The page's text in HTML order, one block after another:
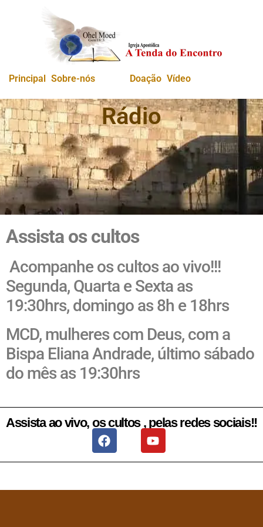
Principal Sobre-nós Doação Vídeo
Rádio
Assista os cultos
Acompanhe os cultos ao vivo!!!
Segunda, Quarta e Sexta as
19:30hrs, domingo as 8h e 18hrs
MCD, mulheres com Deus, com a
Bispa Eliana Andrade, último sábado
do mês as 19:30hrs
Assista ao vivo, os cultos , pelas redes sociais!!